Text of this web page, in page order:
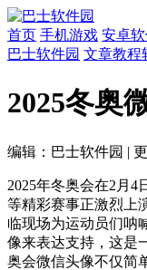
首页 手机游戏 安卓
巴士软件园 文章教程
2025冬奥
编辑：巴士软件园 |
2025年冬奥会在2月4
等精彩赛事正激烈上
临现场为运动员们呐
像来表达支持，这是
奥会微信头像不仅简